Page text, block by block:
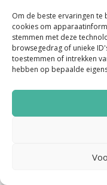
Om de beste ervaringen te
cookies om
stemmen met deze
browsegedrag of unieke
toestemmen of intrekken
hebben op bepaalde